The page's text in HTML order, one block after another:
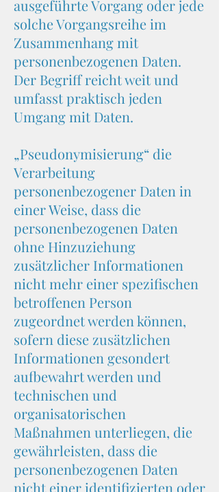
ausgeführte Vorgang oder jede
solche Vorgangsreihe im
Zusammenhang mit
personenbezogenen Daten.
Der Begriff reicht weit und
umfasst praktisch jeden
Umgang mit Daten.
„Pseudonymisierung“ die
Verarbeitung
personenbezogener Daten in
einer Weise, dass die
personenbezogenen Daten
ohne Hinzuziehung
zusätzlicher Informationen
nicht mehr einer spezifischen
betroffenen Person
zugeordnet werden können,
sofern diese zusätzlichen
Informationen gesondert
aufbewahrt werden und
technischen und
organisatorischen
Maßnahmen unterliegen, die
gewährleisten, dass die
personenbezogenen Daten
nicht einer identifizierten oder